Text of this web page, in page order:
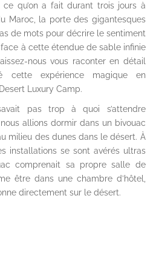
ce qu’on a fait durant trois jours à
Maroc, la porte des gigantesques
de mots pour décrire le sentiment
face à cette étendue de sable infinie
nous vous raconter en détail
cette expérience magique en
Luxury Camp.
pas trop à quoi s’attendre
allions dormir dans un bivouac
milieu des dunes dans le désert. À
installations se sont avérés ultras
comprenait sa propre salle de
être dans une chambre d’hôtel,
directement sur le désert.